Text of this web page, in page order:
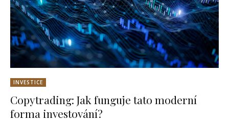
INVESTICE
Copytrading: Jak funguje tato moderní
forma investování?